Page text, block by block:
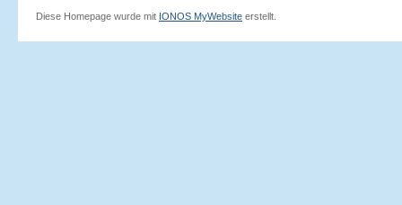
Diese Homepage wurde mit IONOS MyWebsite erstellt.